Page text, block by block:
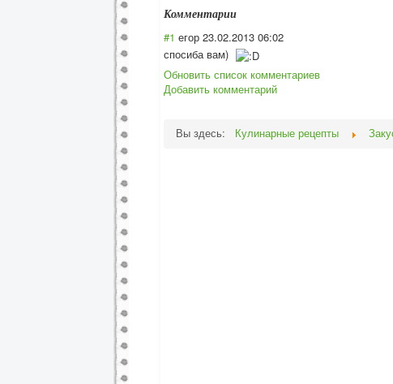
Комментарии
#1 егор 23.02.2013 06:02
спосиба вам)
Обновить список комментариев
Добавить комментарий
Вы здесь:
Кулинарные рецепты